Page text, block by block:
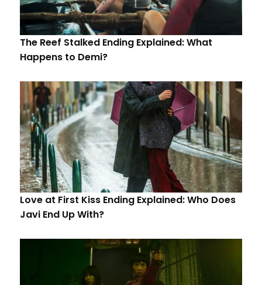
The Reef Stalked Ending Explained: What
Happens to Demi?
Love at First Kiss Ending Explained: Who Does
Javi End Up With?